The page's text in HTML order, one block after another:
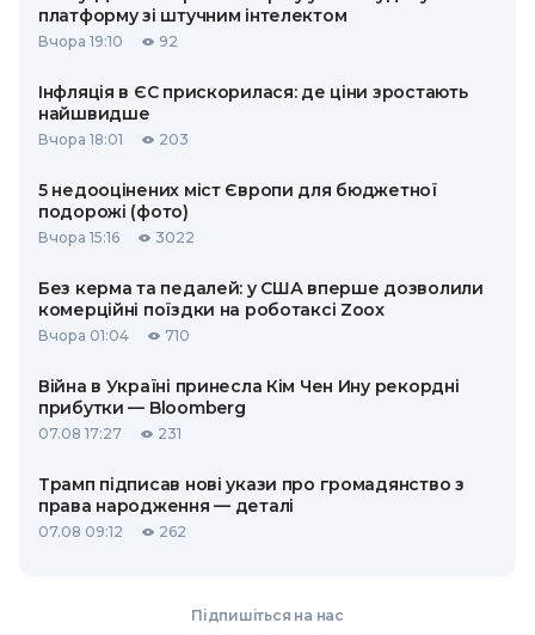
платформу зі штучним інтелектом
Вчора 19:10 92
Інфляція в ЄС прискорилася: де ціни зростають
найшвидше
Вчора 18:01 203
5 недооцінених міст Європи для бюджетної
подорожі (фото)
Вчора 15:16 3022
Без керма та педалей: у США вперше дозволили
комерційні поїздки на роботаксі Zoox
Вчора 01:04 710
Війна в Україні принесла Кім Чен Ину рекордні
прибутки — Bloomberg
07.08 17:27 231
Трамп підписав нові укази про громадянство з
права народження — деталі
07.08 09:12 262
Підпишіться на нас